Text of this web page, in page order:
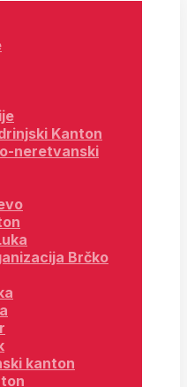
Kanton
neretvanski
Brčko
kanton